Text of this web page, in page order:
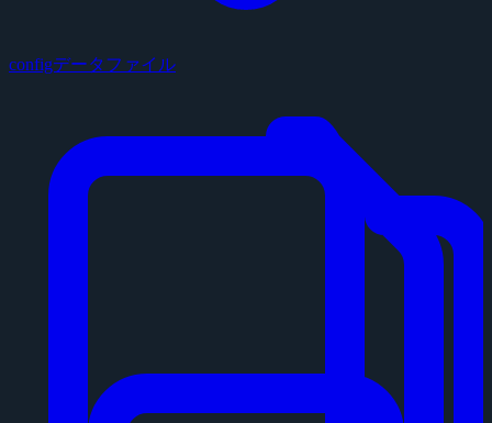
configデータファイル